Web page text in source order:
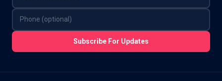
Subscribe For Updates